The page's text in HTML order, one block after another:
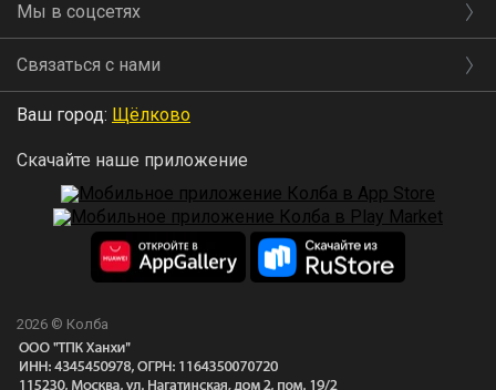
Мы в соцсетях
Связаться с нами
Ваш город: Щёлково
Скачайте наше приложение
2026 © Колба